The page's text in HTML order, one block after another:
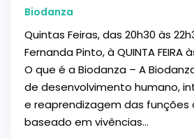
Biodanza
Quintas Feiras, das 20h30 às
Fernanda Pinto, à QUINTA FEIRA
O que é a Biodanza – A
de desenvolvimento humano,
e reaprendizagem das funções
baseado em vivências...